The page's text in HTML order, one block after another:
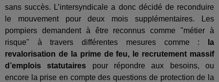
sans succès. L’intersyndicale a donc décidé de reconduire
le mouvement pour deux mois supplémentaires. Les
pompiers demandent à être reconnus comme "métier à
risque" à travers différentes mesures comme :
la
revalorisation de la prime de feu, le recrutement massif
d’emplois statutaires pour répondre aux besoins, ou
encore la prise en compte des questions de protection de la